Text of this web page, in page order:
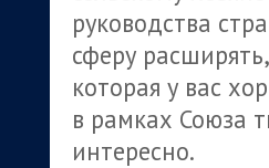
руководства
сферу
которая у вас
в рамках Союза
интересно.